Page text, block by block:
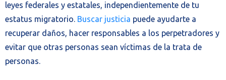
leyes federales y estatales, independientemente de tu
estatus migratorio. Buscar justicia puede ayudarte a
recuperar daños, hacer responsables a los perpetradores y
evitar que otras personas sean víctimas de la trata de
personas.